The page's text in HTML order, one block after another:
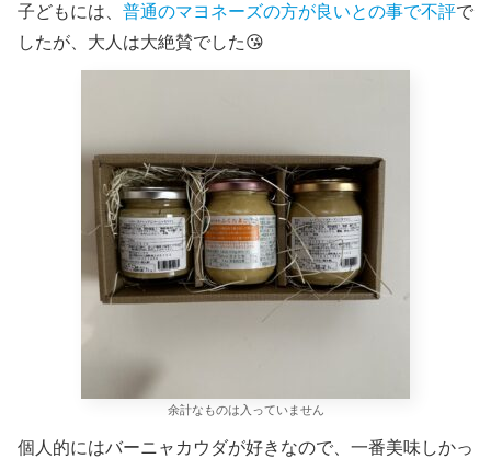
子どもには、 普通のマヨネーズの方が良いとの事で不評で
したが、大人は大絶賛でした😘
余計なものは入っていません
個人的にはバーニャカウダが好きなので、一番美味しかっ